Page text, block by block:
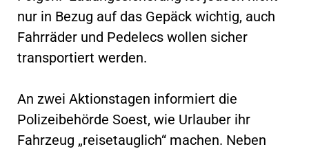
nur in Bezug auf das Gepäck wichtig, auch
Fahrräder und Pedelecs wollen sicher
transportiert werden.
An zwei Aktionstagen informiert die
Polizeibehörde Soest, wie Urlauber ihr
Fahrzeug „reisetauglich“ machen. Neben